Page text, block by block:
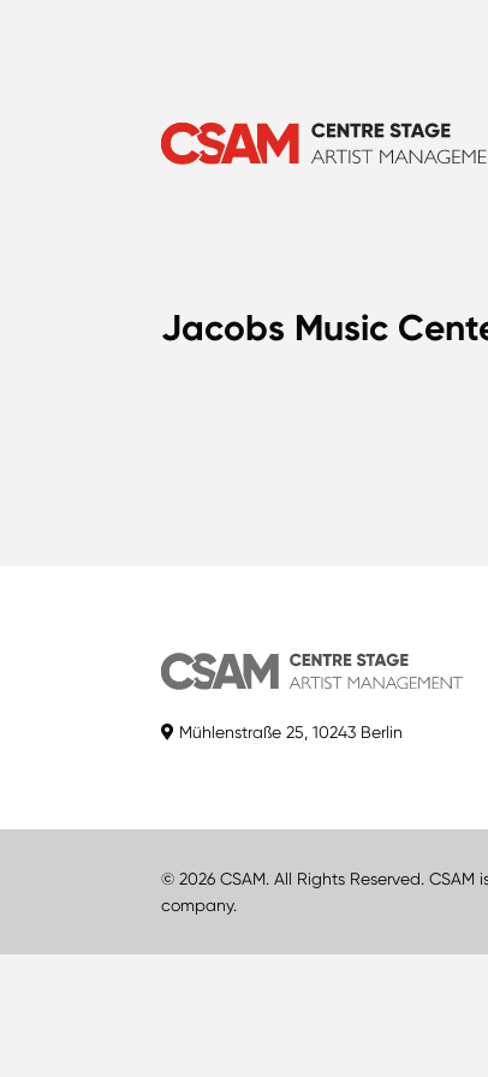
Jacobs Music
Mühlenstraße 25, 10243 Berlin
© 2026 CSAM. All Rights Reserved. CSAM
company.